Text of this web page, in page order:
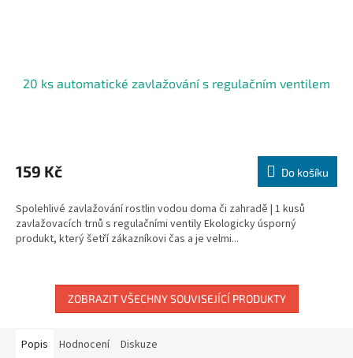
20 ks automatické zavlažování s regulačním ventilem
produktu
je
z
5
hvězdiček.
159 Kč Do košíku
Spolehlivé zavlažování rostlin vodou doma či zahradě | 1 kusů
zavlažovacích trnů s regulačními ventily Ekologicky úsporný
produkt, který šetří zákazníkovi čas a je velmi...
ZOBRAZIT VŠECHNY SOUVISEJÍCÍ PRODUKTY
Popis Hodnocení Diskuze